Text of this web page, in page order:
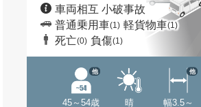
車両相互 小破事故
普通乗用車(1) 軽貨物車(1)
死亡(0) 負傷(1)
45～54歳
他
晴
幅3.5～
他